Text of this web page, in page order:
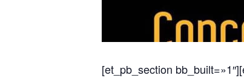
[et_pb_section